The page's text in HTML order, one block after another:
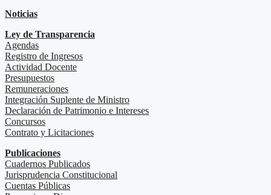
Noticias
Ley de Transparencia
Agendas
Registro de Ingresos
Actividad Docente
Presupuestos
Remuneraciones
Integración Suplente de Ministro
Declaración de Patrimonio e Intereses
Concursos
Contrato y Licitaciones
Publicaciones
Cuadernos Publicados
Jurisprudencia Constitucional
Cuentas Públicas